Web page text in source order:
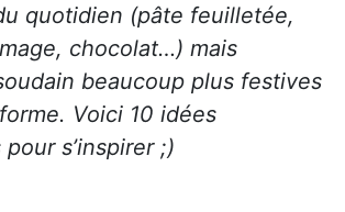
quotidien (pâte feuilletée,
chocolat…) mais
beaucoup plus festives
Voici 10 idées
s’inspirer ;)